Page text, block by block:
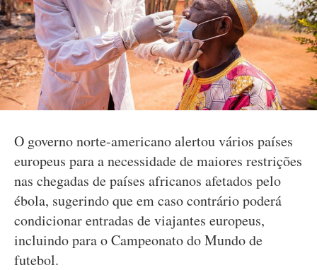
O governo norte-americano alertou vários países
europeus para a necessidade de maiores restrições
nas chegadas de países africanos afetados pelo
ébola, sugerindo que em caso contrário poderá
condicionar entradas de viajantes europeus,
incluindo para o Campeonato do Mundo de
futebol.